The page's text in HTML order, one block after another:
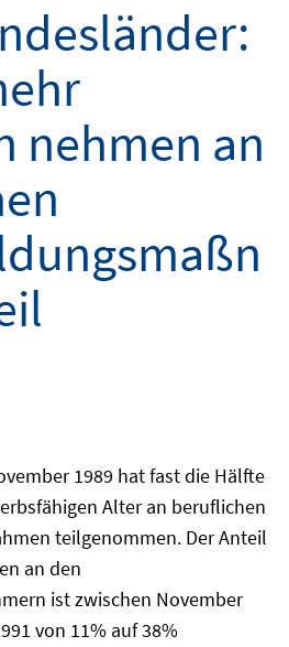
nehmen an
1989 hat fast die Hälfte
Alter an beruflichen
teilgenommen. Der Anteil
an den
ist zwischen November
von 11% auf 38%